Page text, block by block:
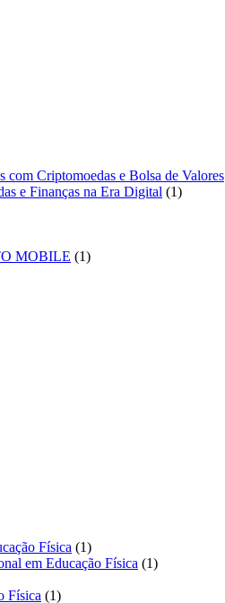
Criptomoedas e Bolsa de Valores
e Finanças na Era Digital 11
MOBILE 11
Física 11
produto
em Educação Física 11
Física 11